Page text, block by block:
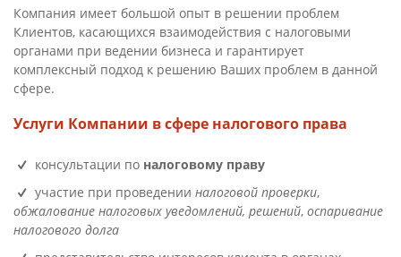
Компания имеет большой опыт в решении проблем
Клиентов, касающихся взаимодействия с налоговыми
органами при ведении бизнеса и гарантирует
комплексный подход к решению Ваших проблем в данной
сфере.
Услуги Компании в сфере налогового права
консультации по налоговому праву
участие при проведении налоговой проверки,
обжалование налоговых уведомлений, решений, оспаривание
налогового долга